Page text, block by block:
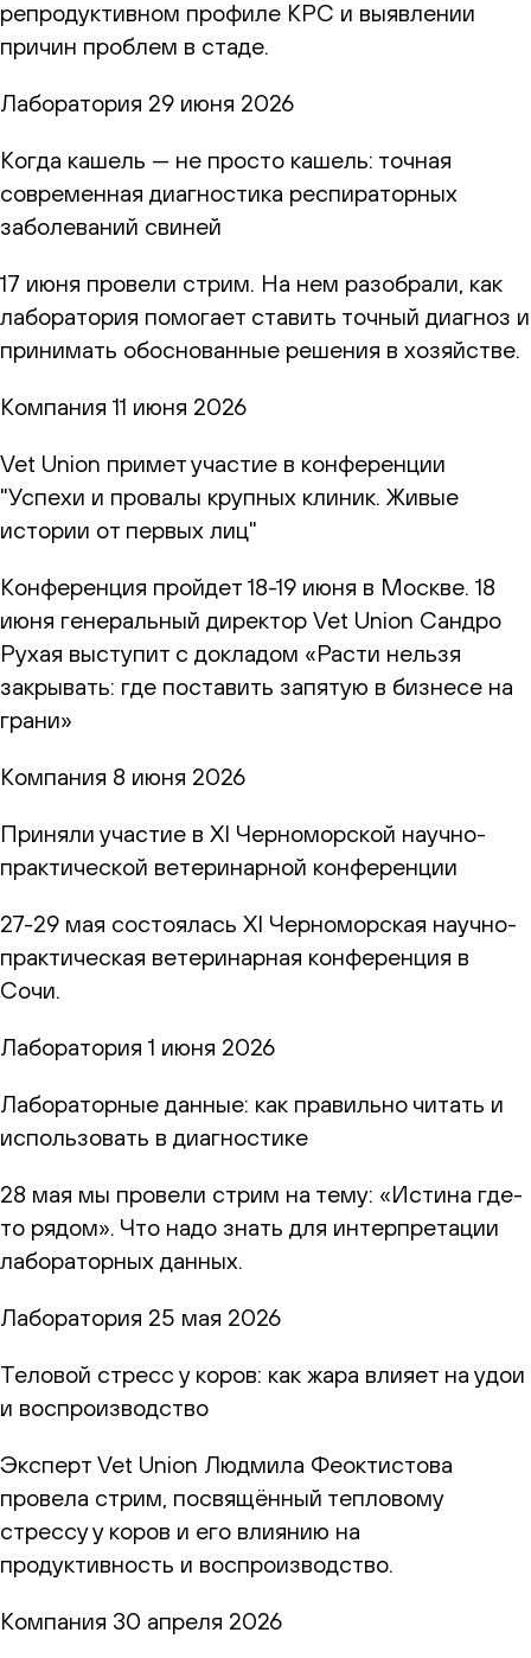
репродуктивном профиле КРС и выявлении
причин проблем в стаде.
Лаборатория 29 июня 2026
Когда кашель — не просто кашель: точная
современная диагностика респираторных
заболеваний свиней
17 июня провели стрим. На нем разобрали, как
лаборатория помогает ставить точный диагноз и
принимать обоснованные решения в хозяйстве.
Компания 11 июня 2026
Vet Union примет участие в конференции
"Успехи и провалы крупных клиник. Живые
истории от первых лиц"
Конференция пройдет 18-19 июня в Москве. 18
июня генеральный директор Vet Union Сандро
Рухая выступит с докладом «Расти нельзя
закрывать: где поставить запятую в бизнесе на
грани»
Компания 8 июня 2026
Приняли участие в XI Черноморской научно-
практической ветеринарной конференции
27-29 мая состоялась XI Черноморская научно-
практическая ветеринарная конференция в
Сочи.
Лаборатория 1 июня 2026
Лабораторные данные: как правильно читать и
использовать в диагностике
28 мая мы провели стрим на тему: «Истина где-
то рядом». Что надо знать для интерпретации
лабораторных данных.
Лаборатория 25 мая 2026
Теловой стресс у коров: как жара влияет на удои
и воспроизводство
Эксперт Vet Union Людмила Феоктистова
провела стрим, посвящённый тепловому
стрессу у коров и его влиянию на
продуктивность и воспроизводство.
Компания 30 апреля 2026